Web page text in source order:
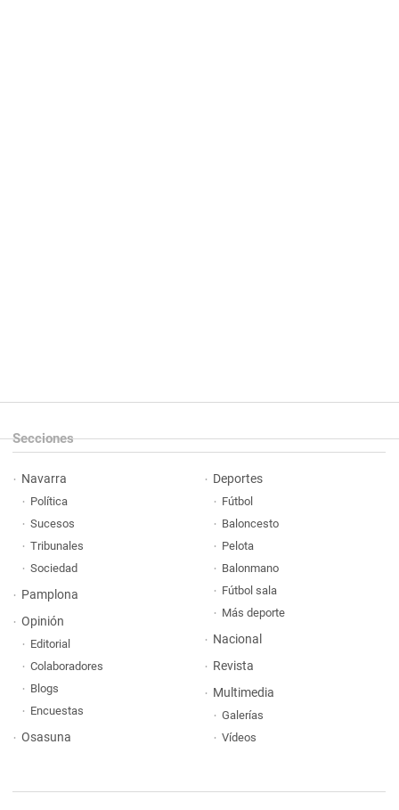
Secciones
Navarra
Política
Sucesos
Tribunales
Sociedad
Pamplona
Opinión
Editorial
Colaboradores
Blogs
Encuestas
Osasuna
Deportes
Fútbol
Baloncesto
Pelota
Balonmano
Fútbol sala
Más deporte
Nacional
Revista
Multimedia
Galerías
Vídeos